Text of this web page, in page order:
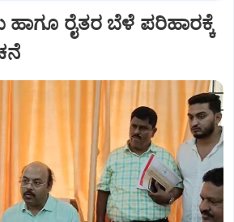
ಹಾಗೂ ರೈತರ ಬೆಳೆ ಪರಿಹಾರಕ್ಕೆ